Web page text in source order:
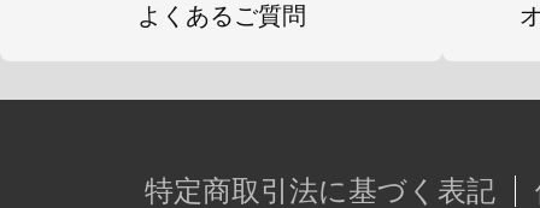
よくあるご質問
特定商取引法に基づく表記